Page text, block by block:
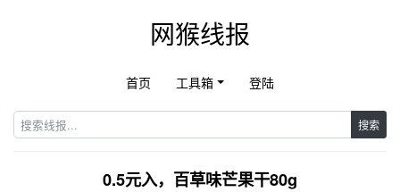
网猴线报
首页 工具箱 登陆
搜索
0.5元入，百草味芒果干80g